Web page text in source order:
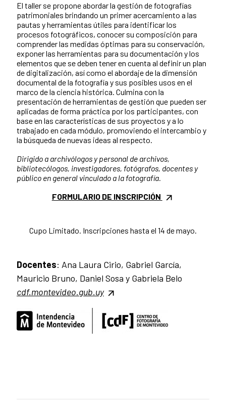
El taller se propone abordar la gestión de fotografías
patrimoniales brindando un primer acercamiento a las
pautas y herramientas útiles para identificar los
procesos fotográficos, conocer su composición para
comprender las medidas óptimas para su conservación,
exponer las herramientas para su documentación y los
elementos que se deben tener en cuenta al definir un plan
de digitalización, así como el abordaje de la dimensión
documental de la fotografía y sus posibles usos en el
marco de la ciencia histórica. Culmina con la
presentación de herramientas de gestión que pueden ser
aplicadas de forma práctica por los participantes, con
base en las características de sus proyectos y a lo
trabajado en cada módulo, promoviendo el intercambio y
la búsqueda de nuevas ideas al respecto.
Dirigido a archivólogos y personal de archivos,
bibliotecólogos, investigadores, fotógrafos, docentes y
público en general vinculado a la fotografía.
FORMULARIO DE INSCRIPCIÓN
Cupo Limitado. Inscripciones hasta el 14 de mayo.
Docentes: Ana Laura Cirio, Gabriel García,
Mauricio Bruno, Daniel Sosa y Gabriela Belo
cdf.montevideo.gub.uy